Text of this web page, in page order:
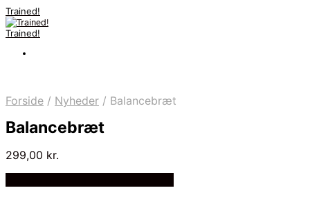
Trained!
Trained!
Forside / Nyheder / Balancebræt
Balancebræt
299,00 kr.